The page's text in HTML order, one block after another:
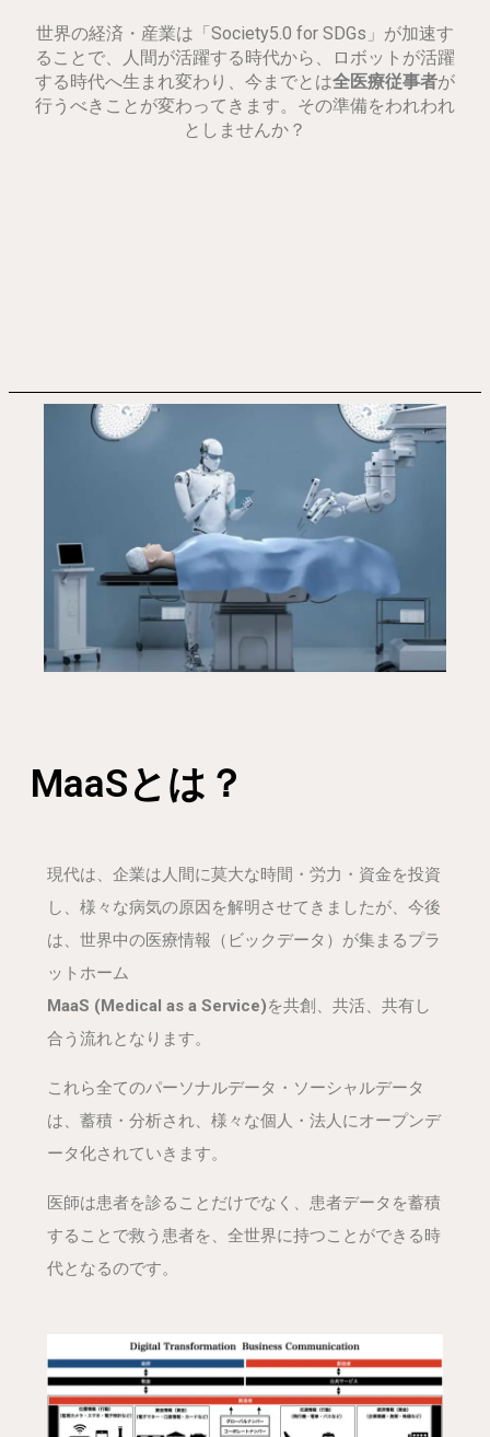
世界の経済・産業は「Society5.0 for SDGs」が加速す
ることで、人間が活躍する時代から、ロボットが活躍
する時代へ生まれ変わり、今までとは全医療従事者が
行うべきことが変わってきます。その準備をわれわれ
としませんか？
MaaSとは？
現代は、企業は人間に莫大な時間・労力・資金を投資
し、様々な病気の原因を解明させてきましたが、今後
は、世界中の医療情報（ビックデータ）が集まるプラ
ットホーム
MaaS (Medical as a Service)を共創、共活、共有し
合う流れとなります。
これら全てのパーソナルデータ・ソーシャルデータ
は、蓄積・分析され、様々な個人・法人にオープンデ
ータ化されていきます。
医師は患者を診ることだけでなく、患者データを蓄積
することで救う患者を、全世界に持つことができる時
代となるのです。